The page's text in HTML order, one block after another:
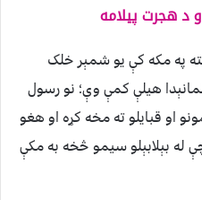
د هجرت پيلامه
په مکه کې يو شمېر خلک
هيلې کمې وې؛ نو رسول
او قبايلو ته مخه کړه او هغو
له بېلابېلو سيمو څخه به مکې